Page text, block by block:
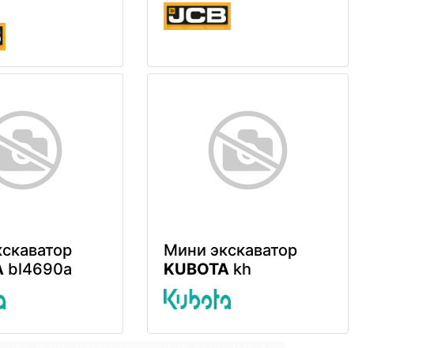
bl4690a
Мини экскаватор
KUBOTA kh